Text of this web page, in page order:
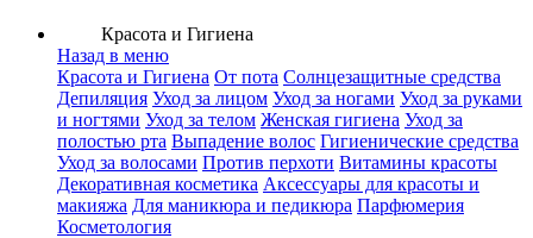
Красота и Гигиена
Назад в меню
Красота и Гигиена От пота Солнцезащитные средства
Депиляция Уход за лицом Уход за ногами Уход за руками
и ногтями Уход за телом Женская гигиена Уход за
полостью рта Выпадение волос Гигиенические средства
Уход за волосами Против перхоти Витамины красоты
Декоративная косметика Аксессуары для красоты и
макияжа Для маникюра и педикюра Парфюмерия
Косметология